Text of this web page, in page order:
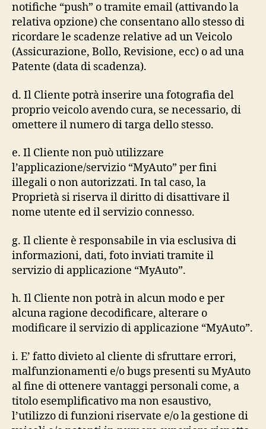
notifiche “push” o tramite email (attivando la
relativa opzione) che consentano allo stesso di
ricordare le scadenze relative ad un Veicolo
(Assicurazione, Bollo, Revisione, ecc) o ad una
Patente (data di scadenza).
d. Il Cliente potrà inserire una fotografia del
proprio veicolo avendo cura, se necessario, di
omettere il numero di targa dello stesso.
e. Il Cliente non può utilizzare
l’applicazione/servizio “MyAuto” per fini
illegali o non autorizzati. In tal caso, la
Proprietà si riserva il diritto di disattivare il
nome utente ed il servizio connesso.
g. Il cliente è responsabile in via esclusiva di
informazioni, dati, foto inviati tramite il
servizio di applicazione “MyAuto”.
h. Il Cliente non potrà in alcun modo e per
alcuna ragione decodificare, alterare o
modificare il servizio di applicazione “MyAuto”.
i. E’ fatto divieto al cliente di sfruttare errori,
malfunzionamenti e/o bugs presenti su MyAuto
al fine di ottenere vantaggi personali come, a
titolo esemplificativo ma non esaustivo,
l’utilizzo di funzioni riservate e/o la gestione di